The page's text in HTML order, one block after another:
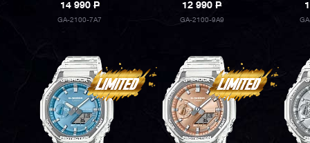
14 990P
GA-2100-7A7
12 990P
GA-2100-9A9